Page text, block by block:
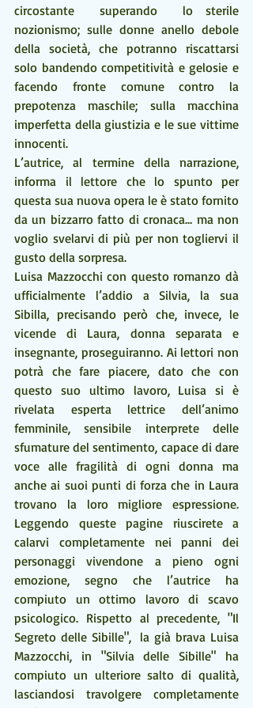
circostante  superando  lo sterile
nozionismo; sulle donne anello debole
della società, che potranno riscattarsi
solo bandendo competitività e gelosie e
facendo fronte comune contro la
prepotenza maschile; sulla macchina
imperfetta della giustizia e le sue vittime
innocenti.
L’autrice, al termine della narrazione,
informa il lettore che lo spunto per
questa sua nuova opera le è stato fornito
da un bizzarro fatto di cronaca… ma non
voglio svelarvi di più per non togliervi il
gusto della sorpresa.
Luisa Mazzocchi con questo romanzo dà
ufficialmente l’addio a Silvia, la sua
Sibilla, precisando però che, invece, le
vicende di Laura, donna separata e
insegnante, proseguiranno. Ai lettori non
potrà che fare piacere, dato che con
questo suo ultimo lavoro, Luisa si è
rivelata esperta lettrice dell’animo
femminile, sensibile interprete delle
sfumature del sentimento, capace di dare
voce alle fragilità di ogni donna ma
anche ai suoi punti di forza che in Laura
trovano la loro migliore espressione.
Leggendo queste pagine riuscirete a
calarvi completamente nei panni dei
personaggi vivendone a pieno ogni
emozione, segno che l’autrice ha
compiuto un ottimo lavoro di scavo
psicologico. Rispetto al precedente, "Il
Segreto delle Sibille",  la già brava Luisa
Mazzocchi, in "Silvia delle Sibille" ha
compiuto un ulteriore salto di qualità,
lasciandosi travolgere completamente